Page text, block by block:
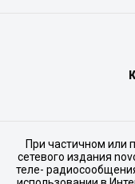
При частичном или
сетевого издания
теле-